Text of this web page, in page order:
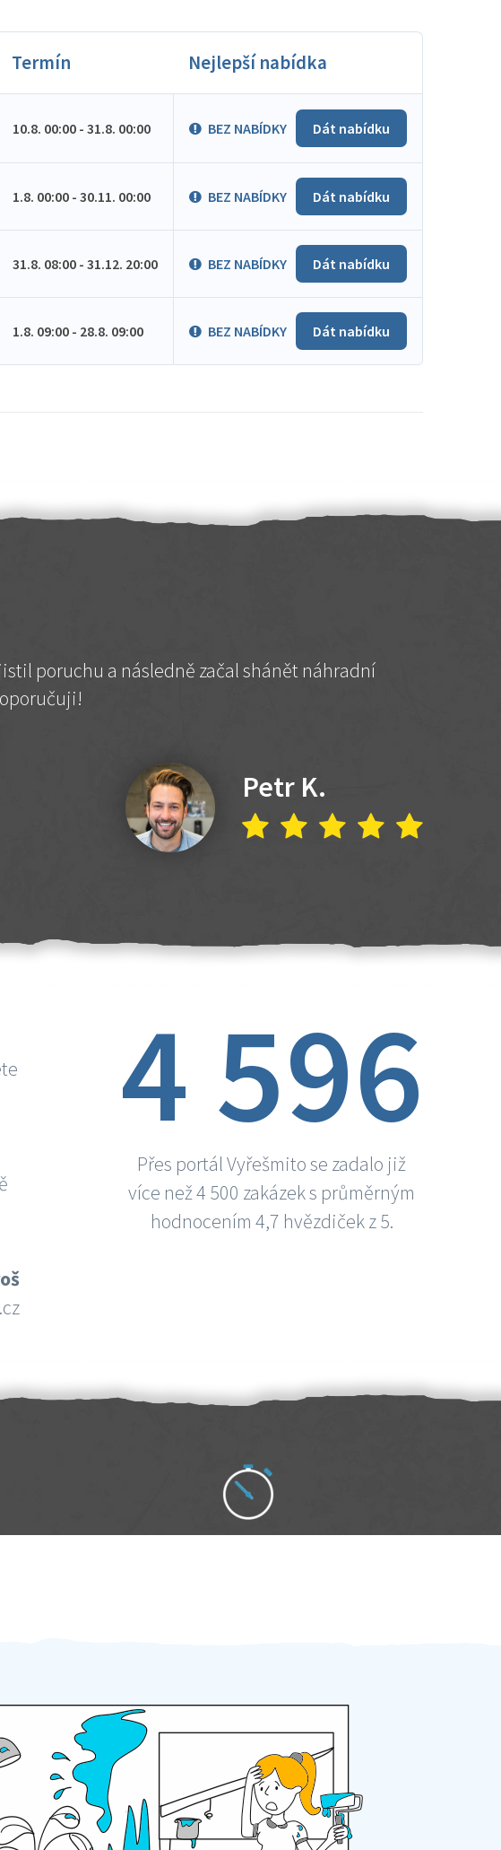
Termín Nejlepší nabídka
10.8. 00:00 - 31.8. 00:00 BEZ NABÍDKY Dát nabídku
1.8. 00:00 - 30.11. 00:00 BEZ NABÍDKY Dát nabídku
31.8. 08:00 - 31.12. 20:00 BEZ NABÍDKY Dát nabídku
1.8. 09:00 - 28.8. 09:00 BEZ NABÍDKY Dát nabídku
poruchu a následně začal shánět náhradní
Petr K.
4 596
Přes portál Vyřešmito se zadalo již
více než 4 500 zakázek s průměrným
hodnocením 4,7 hvězdiček z 5.